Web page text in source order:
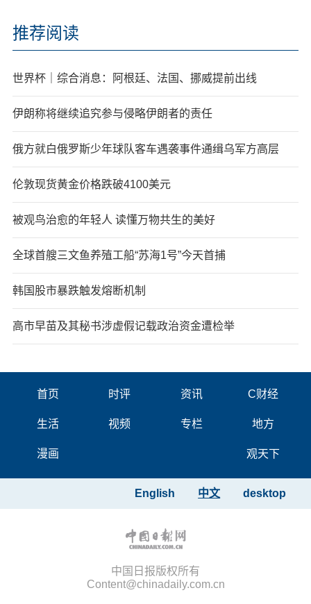
推荐阅读
世界杯｜综合消息：阿根廷、法国、挪威提前出线
伊朗称将继续追究参与侵略伊朗者的责任
俄方就白俄罗斯少年球队客车遇袭事件通缉乌军方高层
伦敦现货黄金价格跌破4100美元
被观鸟治愈的年轻人 读懂万物共生的美好
全球首艘三文鱼养殖工船“苏海1号”今天首捕
韩国股市暴跌触发熔断机制
高市早苗及其秘书涉虚假记载政治资金遭检举
首页 时评 资讯 C财经
生活 视频 专栏 地方
漫画 观天下
desktop
中文
English
中国日报版权所有
Content@chinadaily.com.cn